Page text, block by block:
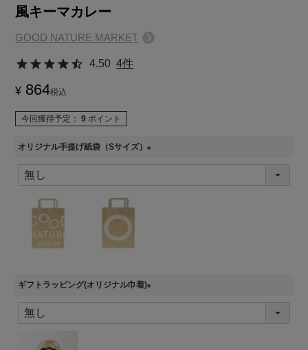
風キーマカレー
GOOD NATURE MARKET
4.50 4件
¥ 864税込
今回獲得予定： 9 ポイント
オリジナル手提げ紙袋（Sサイズ）
(
ギフトラッピング(オリジナル巾着)
(